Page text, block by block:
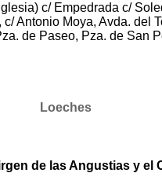
c/ Empedrada c/
Antonio Moya, Avda. del
de Paseo, Pza. de San
Loeches
de las Angustias y el